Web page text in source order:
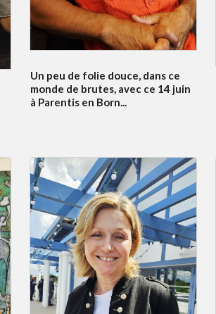
Un peu de folie douce, dans ce
monde de brutes, avec ce 14 juin
à Parentis en Born...